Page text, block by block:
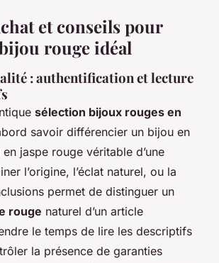
et conseils pour
rouge idéal
: authentification et lecture
sélection bijoux rouges en
savoir différencier un bijou en
jaspe rouge véritable d’une
l’origine, l’éclat naturel, ou la
permet de distinguer un
rouge naturel d’un article
le temps de lire les descriptifs
la présence de garanties